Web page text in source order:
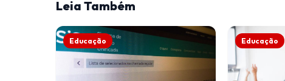
Leia Também
Educação Educação